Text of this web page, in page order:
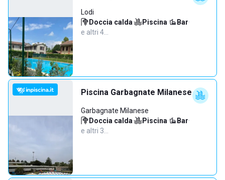
Lodi
Doccia calda· Piscina· Bar·
e altri 4…
Piscina Garbagnate Milanese
Garbagnate Milanese
Doccia calda· Piscina· Bar·
e altri 3…